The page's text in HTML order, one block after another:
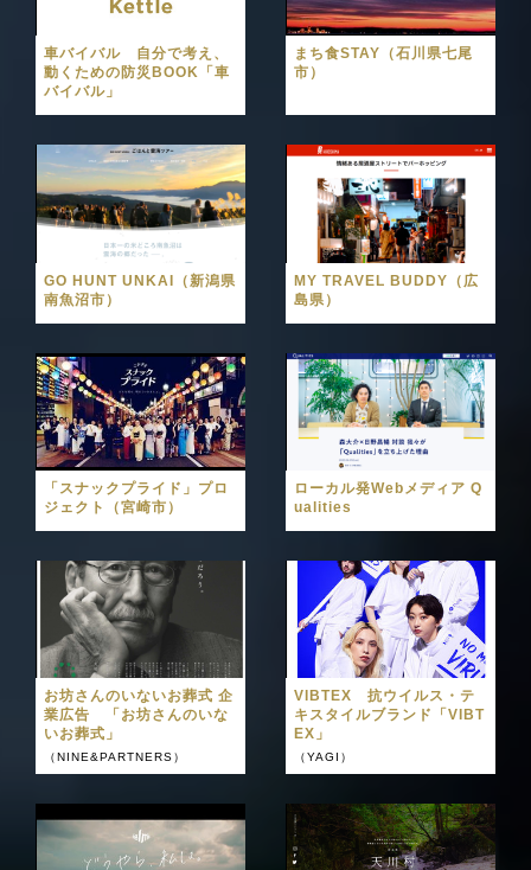
車バイバル 自分で考え、
動くための防災BOOK「車
バイバル」
まち食STAY（石川県七尾
市）
GO HUNT UNKAI（新潟県
南魚沼市）
MY TRAVEL BUDDY（広
島県）
「スナックプライド」プロ
ジェクト（宮崎市）
ローカル発Webメディア Q
ualities
お坊さんのいないお葬式 企
業広告 「お坊さんのいな
いお葬式」
（NINE&PARTNERS）
VIBTEX 抗ウイルス・テ
キスタイルブランド「VIBT
EX」
（YAGI）